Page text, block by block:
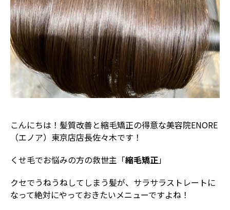
こんにちは！髪質改善と縮毛矯正の得意な美容院ENORE
（エノア）東京店店長佐々木です！
くせ毛でお悩みの方の救世主「縮毛矯正」
クセでうねうねしてしまう髪が、サラサラストレートに
なって絶対にやっておきたいメニューですよね！